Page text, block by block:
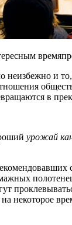
и
в
урожай
некоторое